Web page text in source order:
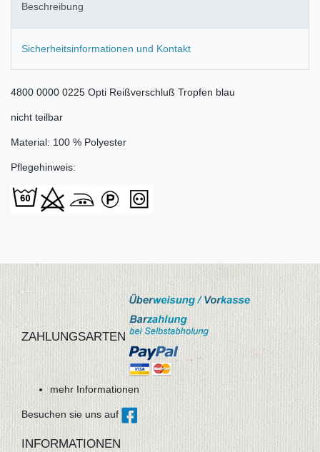
Beschreibung
Sicherheitsinformationen und Kontakt
4800 0000 0225 Opti Reißverschluß Tropfen blau
nicht teilbar
Material: 100 % Polyester
Pflegehinweis:
ZAHLUNGSARTEN
mehr Informationen
Besuchen sie uns auf
INFORMATIONEN